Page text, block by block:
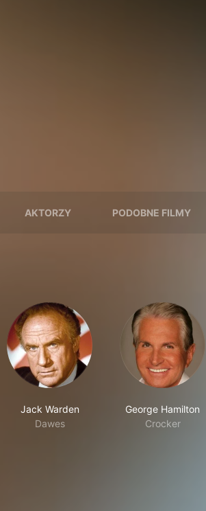
AKTORZY PODOBNE FILMY
Jack Warden
Dawes
George Hamilton
Crocker